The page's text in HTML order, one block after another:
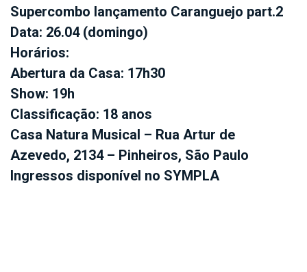
Supercombo lançamento Caranguejo part.2
Data: 26.04 (domingo)
Horários:
Abertura da Casa: 17h30
Show: 19h
Classificação: 18 anos
Casa Natura Musical – Rua Artur de
Azevedo, 2134 – Pinheiros, São Paulo
Ingressos disponível no SYMPLA